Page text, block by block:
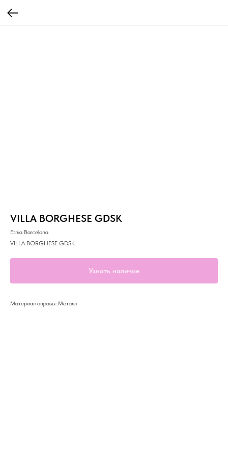
VILLA BORGHESE GDSK
Etnia Barcelona
VILLA BORGHESE GDSK
Узнать наличие
Материал оправы: Металл